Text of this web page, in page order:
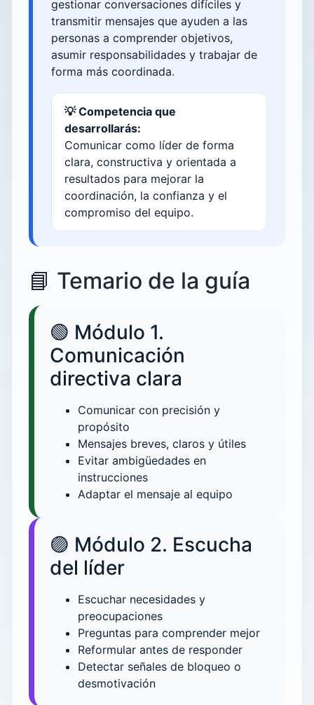
gestionar conversaciones difíciles y
transmitir mensajes que ayuden a las
personas a comprender objetivos,
asumir responsabilidades y trabajar de
forma más coordinada.
💡 Competencia que
desarrollarás:
Comunicar como líder de forma
clara, constructiva y orientada a
resultados para mejorar la
coordinación, la confianza y el
compromiso del equipo.
📘 Temario de la guía
🟢 Módulo 1.
Comunicación
directiva clara
Comunicar con precisión y
propósito
Mensajes breves, claros y útiles
Evitar ambigüedades en
instrucciones
Adaptar el mensaje al equipo
🟣 Módulo 2. Escucha
del líder
Escuchar necesidades y
preocupaciones
Preguntas para comprender mejor
Reformular antes de responder
Detectar señales de bloqueo o
desmotivación